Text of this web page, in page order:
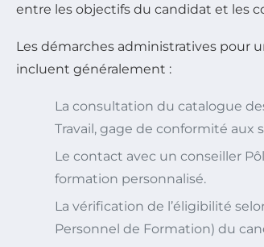
entre les objectifs du candidat et les
Les démarches administratives pour
incluent généralement :
La consultation du catalogue
Travail, gage de conformité aux
Le contact avec un conseiller
formation personnalisé.
La vérification de l’éligibilité
Personnel de Formation) du